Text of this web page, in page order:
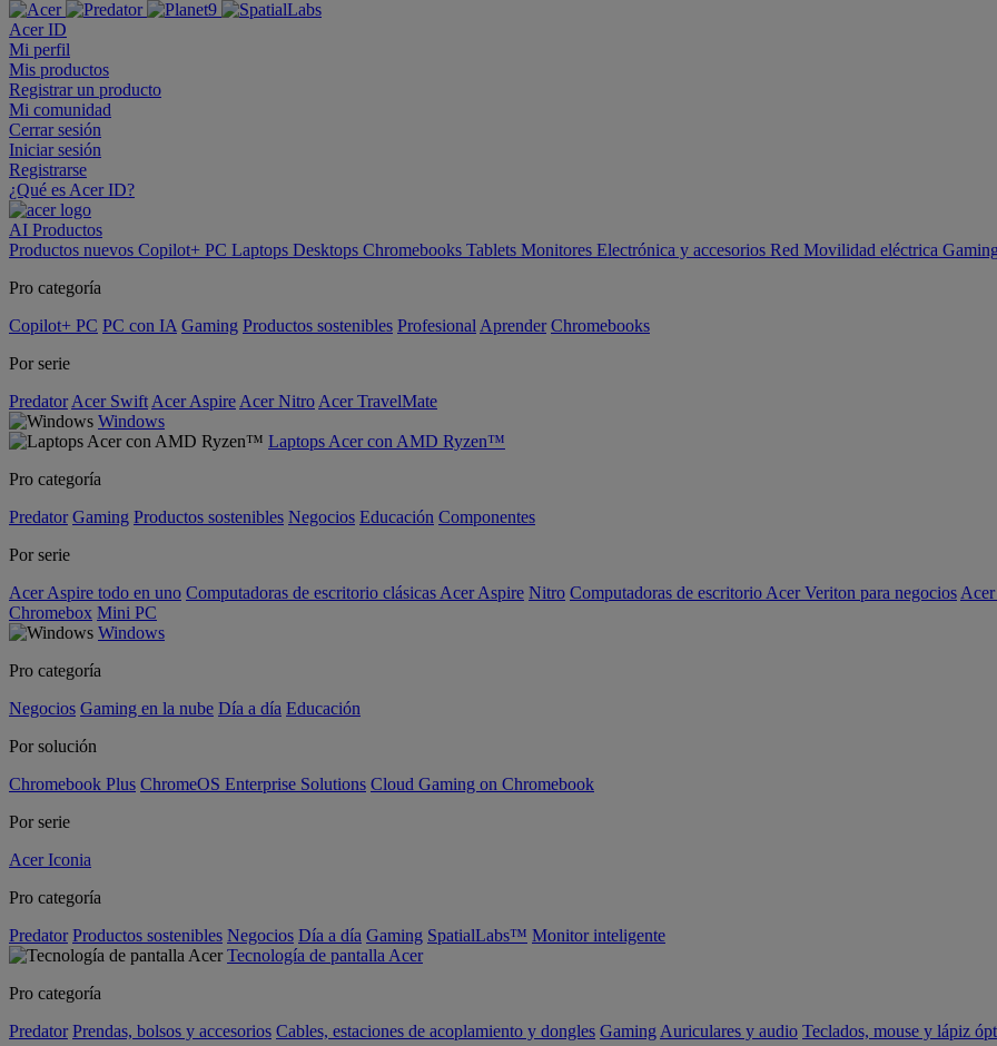
Acer ID
Mi perfil
Mis productos
Registrar un producto
Mi comunidad
Cerrar sesión
Iniciar sesión
Registrarse
¿Qué es Acer ID?
AI Productos
Productos nuevos Copilot+ PC Laptops Desktops Chromebooks Tablets Monitores Electrónica y accesorios Red Movilidad eléctrica
Pro categoría
Copilot+ PC PC con IA Gaming Productos sostenibles Profesional Aprender Chromebooks
Por serie
Predator Acer Swift Acer Aspire Acer Nitro Acer TravelMate
Windows
Laptops Acer con AMD Ryzen™
Pro categoría
Predator Gaming Productos sostenibles Negocios Educación Componentes
Por serie
Acer Aspire todo en uno Computadoras de escritorio clásicas Acer Aspire Nitro Computadoras de escritorio Acer Veriton para negocios
Chromebox Mini PC
Windows
Pro categoría
Negocios Gaming en la nube Día a día Educación
Por solución
Chromebook Plus ChromeOS Enterprise Solutions Cloud Gaming on Chromebook
Por serie
Acer Iconia
Pro categoría
Predator Productos sostenibles Negocios Día a día Gaming SpatialLabs™ Monitor inteligente
Tecnología de pantalla Acer
Pro categoría
Predator Prendas, bolsos y accesorios Cables, estaciones de acoplamiento y dongles Gaming Auriculares y audio Teclados, mouse y lápiz